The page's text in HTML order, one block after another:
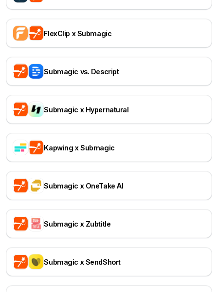
FlexClip x Submagic
Submagic vs. Descript
Submagic x Hypernatural
Kapwing x Submagic
Submagic x OneTake AI
Submagic x Zubtitle
Submagic x SendShort